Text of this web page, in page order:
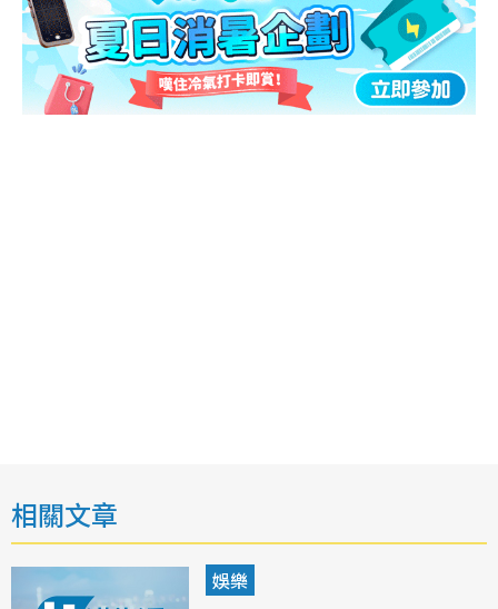
相關文章
娛樂